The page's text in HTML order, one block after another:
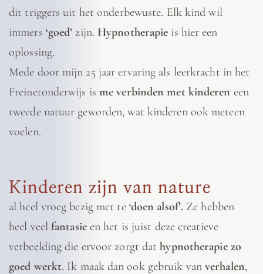
dit triggers uit het onderbewuste. Elk kind wil
immers ‘goed’ zijn. Hypnotherapie is hier een
oplossing.
Mede door mijn 25 jaar ervaring als leerkracht in het
Freinetonderwijs isme verbinden met kinderen een
tweede natuur geworden, wat kinderen ook meteen
voelen.
Kinderen zijn van nature
al heel vroeg bezig met te ‘doen alsof’. Ze hebben
heel veel fantasie en het is juist deze creatieve
verbeelding die ervoor zorgt dathypnotherapie zo
goed werkt. Ik maak dan ook gebruik van verhalen,